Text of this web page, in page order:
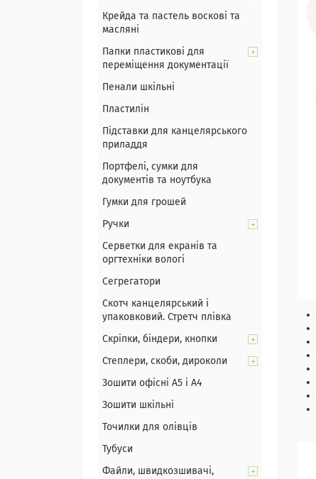
Крейда та пастель воскові та
масляні
Папки пластикові для
переміщення документації
Пенали шкільні
Пластилін
Підставки для канцелярського
приладдя
Портфелі, сумки для
документів та ноутбука
Гумки для грошей
Ручки
Серветки для екранів та
оргтехніки вологі
Сегрегатори
Скотч канцелярський і
упаковковий. Стретч плівка
Скріпки, біндери, кнопки
Степлери, скоби, дироколи
Зошити офісні А5 і А4
Зошити шкільні
Точилки для олівців
Тубуси
Файли, швидкозшивачі,